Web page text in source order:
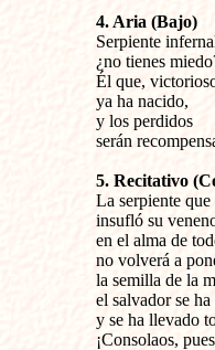
4. Aria (Bajo)
Serpiente
¿no tienes
Él que,
ya ha nacido,
y los perdidos
serán
5. Recitativo
La serpiente que
insufló su
en el alma de
no volverá a
la semilla de la
el salvador se
y se ha llevado
¡Consolaos,